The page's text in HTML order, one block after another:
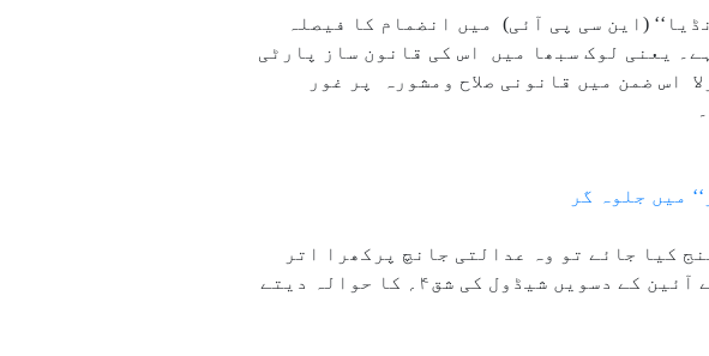
(این سی پی آئی) میں انضمام کا فیصلہ
یعنی لوک سبھا میں اس کی قانون ساز پارٹی
اس ضمن میں قانونی صلاح ومشورہ پر غور
میں جلوہ گر
کیا جائے تو وہ عدالتی جانچ پرکھرا اتر
سکے۔ اس بیچ لوک سبھا کے سابق سکریٹری جنرل اور آئینی ماہر پی ڈی ٹی آچاری نے آئین کے دسویں شیڈول کی شق۴؍ کا حوالہ دیتے